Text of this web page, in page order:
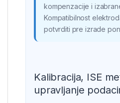
kompenzacije i
Kompatibilnost
potvrditi pre izrade
Kalibracija, ISE
upravljanje